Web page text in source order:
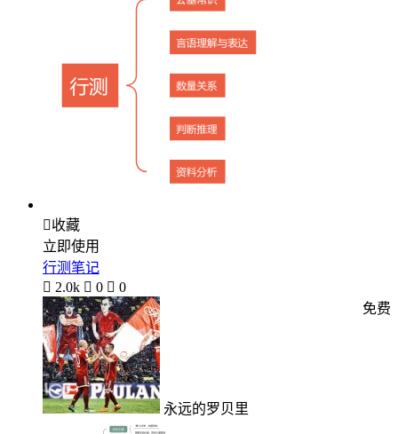
收藏
立即使用
行测笔记
 2.0k  0  0
永远的罗贝里
免费